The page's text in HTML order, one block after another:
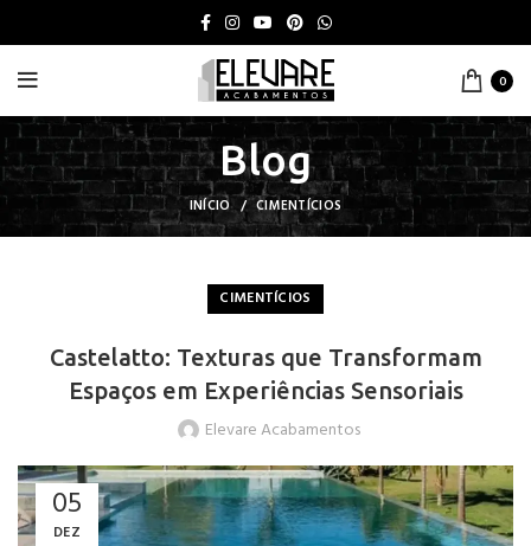
0
Blog
INÍCIO CIMENTÍCIOS
CIMENTÍCIOS
Castelatto: Texturas que Transformam
Espaços em Experiências Sensoriais
Elevare Acabamentos
05
DEZ